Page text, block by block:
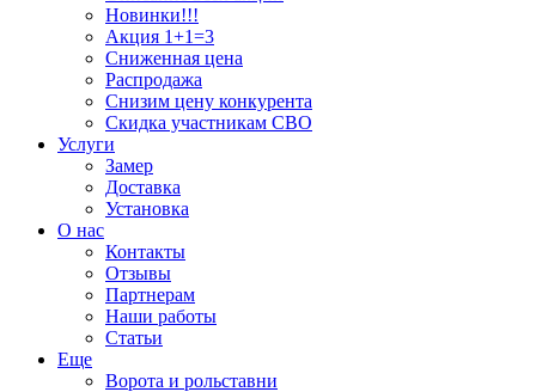
Новинки!!!
Акция 1+1=3
Сниженная цена
Распродажа
Снизим цену конкурента
Скидка участникам СВО
Услуги
Замер
Доставка
Установка
О нас
Контакты
Отзывы
Партнерам
Наши работы
Статьи
Еще
Ворота и рольставни